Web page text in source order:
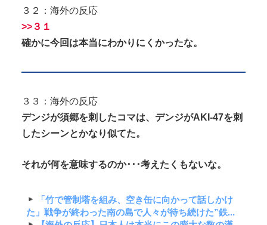
３２：海外の反応
>>３１
確かに今回は本当にわかりにくかったな。
３３：海外の反応
デンジが須郷を刺したコマは、デンジがAKI-47を刺
したシーンとかなり似てた。
それが何を意味するのか･･･考えたくもないな。
「竹で管制塔を組み、空き缶に向かって話しかけ
た」戦争が終わった南の島で人々が待ち続けた”鉄...